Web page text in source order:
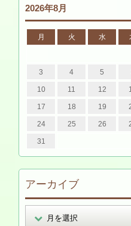
2026年8月
月 火 水
3 4 5
10 11 12
17 18 19
24 25 26
31
アーカイブ